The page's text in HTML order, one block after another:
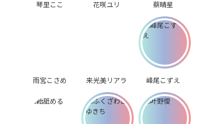
琴里ここ 花咲ユリ 蔡晴星
雨宮こさめ 来光美リアラ 峰尾こずえ